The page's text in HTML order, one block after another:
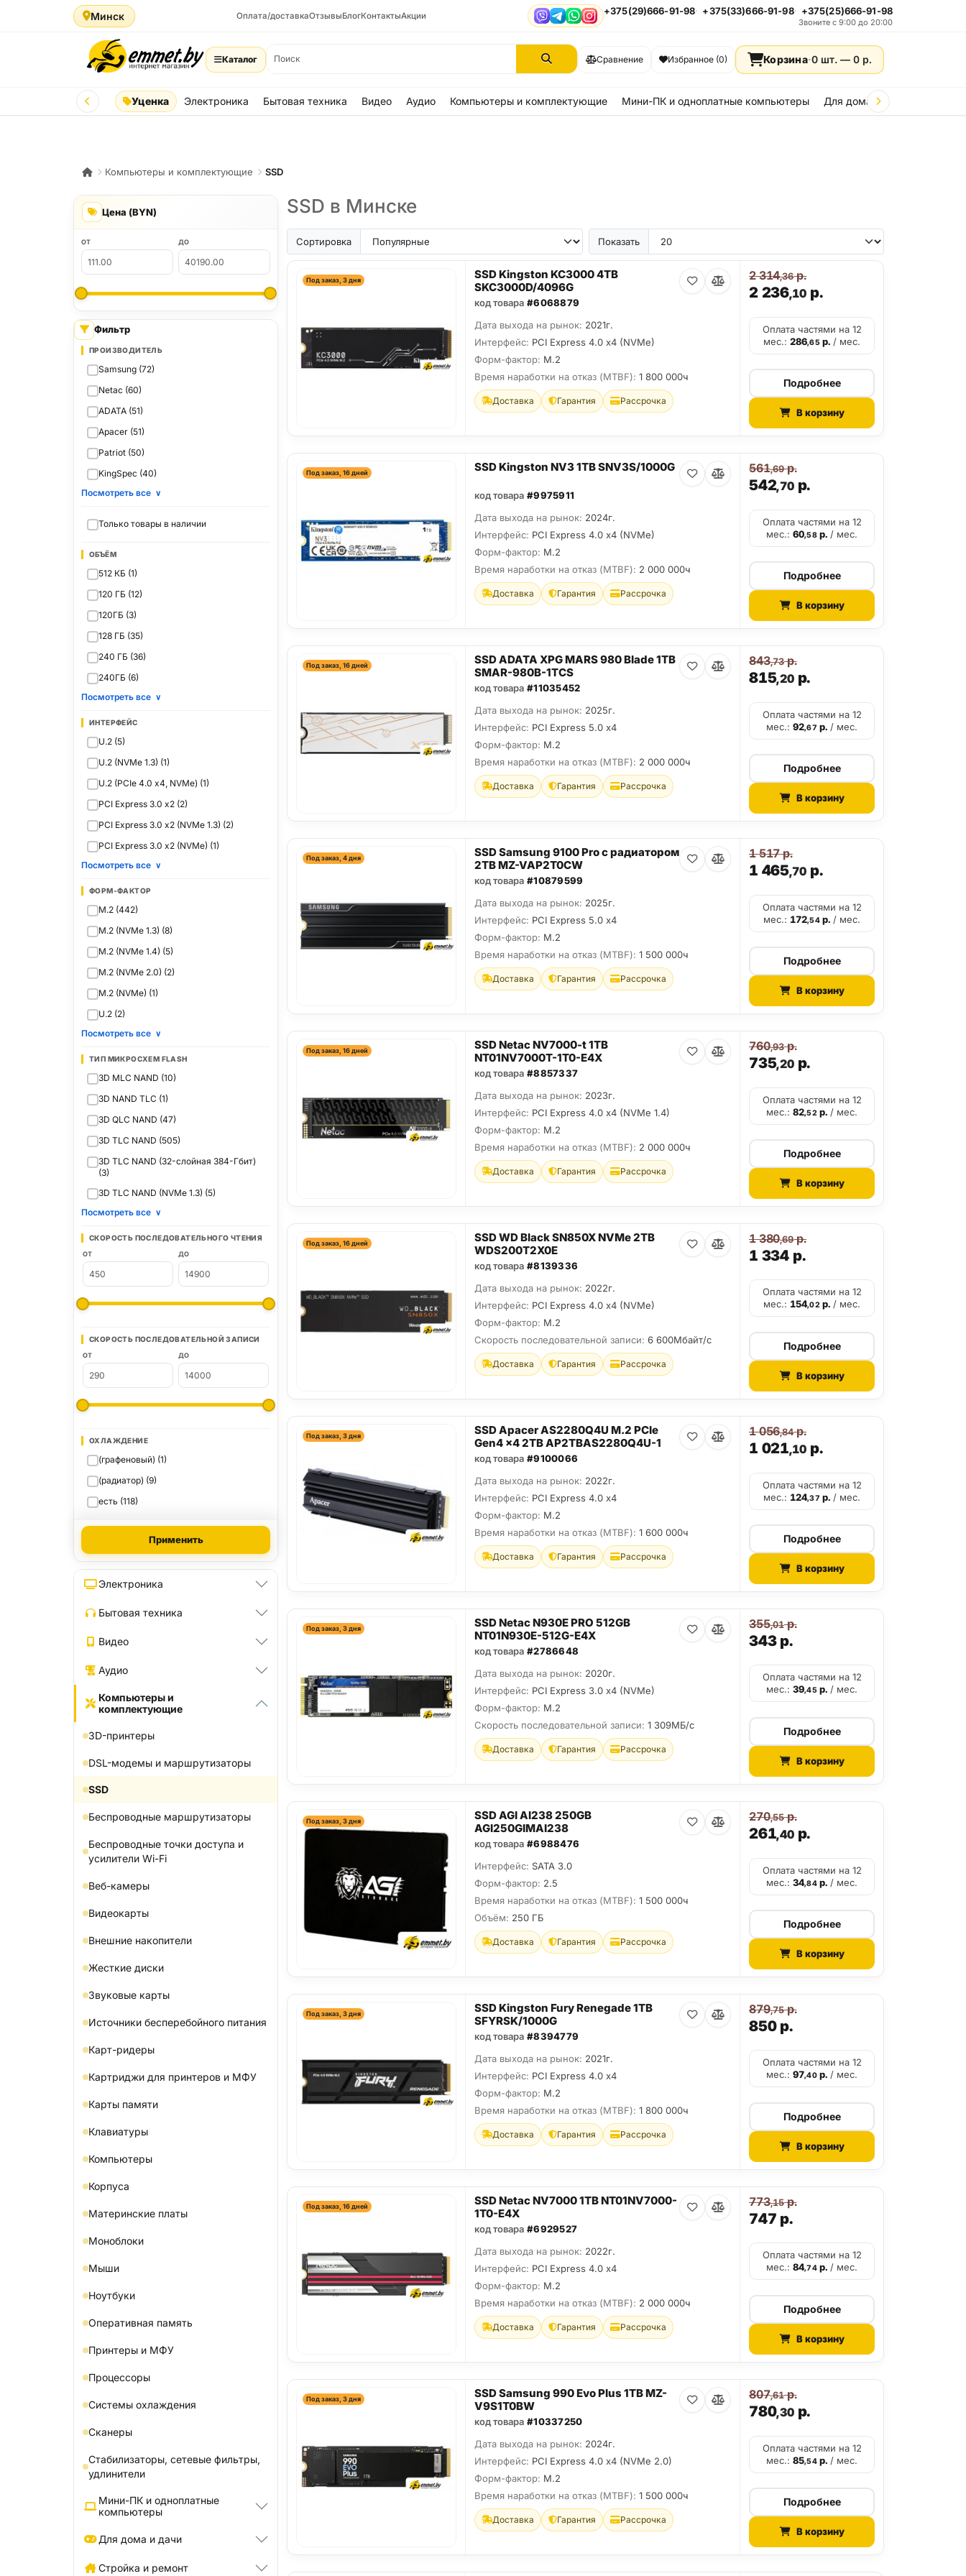
Минск Оплата/доставкаОтзывыБлогКонтактыАкции ViberTelegram
WhatsApp
Instagram
+375(29)666-91-98 +375(33)666-91-98 +375(25)666-91-98
Звоните с 9:00 до 20:00
Каталог Сравнение Избранное (0) Корзина·0 шт. — 0 р.
Уценка Электроника Бытовая техника Видео Аудио Компьютеры и комплектующие Мини-ПК и одноплатные компьютеры Для дома и дачи
Компьютеры и комплектующие SSD
Цена (BYN)
ОТ ДО
Фильтр
ПРОИЗВОДИТЕЛЬ
Samsung (72)
Netac (60)
ADATA (51)
Apacer (51)
Patriot (50)
KingSpec (40)
Посмотреть все ∨
Только товары в наличии
ОБЪЁМ
512 КБ (1)
120 ГБ (12)
120ГБ (3)
128 ГБ (35)
240 ГБ (36)
240ГБ (6)
Посмотреть все ∨
ИНТЕРФЕЙС
U.2 (5)
U.2 (NVMe 1.3) (1)
U.2 (PCIe 4.0 x4, NVMe) (1)
PCI Express 3.0 x2 (2)
PCI Express 3.0 x2 (NVMe 1.3) (2)
PCI Express 3.0 x2 (NVMe) (1)
Посмотреть все ∨
ФОРМ-ФАКТОР
M.2 (442)
M.2 (NVMe 1.3) (8)
M.2 (NVMe 1.4) (5)
M.2 (NVMe 2.0) (2)
M.2 (NVMe) (1)
U.2 (2)
Посмотреть все ∨
ТИП МИКРОСХЕМ FLASH
3D MLC NAND (10)
3D NAND TLC (1)
3D QLC NAND (47)
3D TLC NAND (505)
3D TLC NAND (32-слойная 384-Гбит)
(3)
3D TLC NAND (NVMe 1.3) (5)
Посмотреть все ∨
СКОРОСТЬ ПОСЛЕДОВАТЕЛЬНОГО ЧТЕНИЯ
ОТ ДО
СКОРОСТЬ ПОСЛЕДОВАТЕЛЬНОЙ ЗАПИСИ
ОТ ДО
ОХЛАЖДЕНИЕ
(графеновый) (1)
(радиатор) (9)
есть (118)
Применить
Электроника
Бытовая техника
Видео
Аудио
Компьютеры и
комплектующие
3D-принтеры
DSL-модемы и маршрутизаторы
SSD
Беспроводные маршрутизаторы
Беспроводные точки доступа и
усилители Wi-Fi
Веб-камеры
Видеокарты
Внешние накопители
Жесткие диски
Звуковые карты
Источники бесперебойного питания
Карт-ридеры
Картриджи для принтеров и МФУ
Карты памяти
Клавиатуры
Компьютеры
Корпуса
Материнские платы
Моноблоки
Мыши
Ноутбуки
Оперативная память
Принтеры и МФУ
Процессоры
Системы охлаждения
Сканеры
Стабилизаторы, сетевые фильтры,
удлинители
Мини-ПК и одноплатные
компьютеры
Для дома и дачи
Стройка и ремонт
SSD в Минске
Сортировка Показать
Под заказ, 3 дня
SSD Kingston KC3000 4TB
SKC3000D/4096G
код товара #6068879
Дата выхода на рынок: 2021г.
Интерфейс: PCI Express 4.0 x4 (NVMe)
Форм-фактор: M.2
Время наработки на отказ (МТBF): 1 800 000ч
Доставка Гарантия Рассрочка
2 236,10 р.
2 314,36р.
Оплата частями на 12
мес.:286,65р./ мес.
Подробнее
В корзину
Под заказ, 16 дней SSD Kingston NV3 1TB SNV3S/1000G
код товара #9975911
Дата выхода на рынок: 2024г.
Интерфейс: PCI Express 4.0 x4 (NVMe)
Форм-фактор: M.2
Время наработки на отказ (МТBF): 2 000 000ч
Доставка Гарантия Рассрочка
542,70р.
561,69р.
Оплата частями на 12
мес.:60,58р./ мес.
Подробнее
В корзину
Под заказ, 16 дней
SSD ADATA XPG MARS 980 Blade 1TB
SMAR-980B-1TCS
код товара #11035452
Дата выхода на рынок: 2025г.
Интерфейс: PCI Express 5.0 x4
Форм-фактор: M.2
Время наработки на отказ (МТBF): 2 000 000ч
Доставка Гарантия Рассрочка
815,20р.
843,73р.
Оплата частями на 12
мес.:92,67 р./ мес.
Подробнее
В корзину
Под заказ, 4 дня
SSD Samsung 9100 Pro с радиатором
2TB MZ-VAP2T0CW
код товара #10879599
Дата выхода на рынок: 2025г.
Интерфейс: PCI Express 5.0 x4
Форм-фактор: M.2
Время наработки на отказ (МТBF): 1 500 000ч
Доставка Гарантия Рассрочка
1 465,70 р.
1 517р.
Оплата частями на 12
мес.: 172,54р./ мес.
Подробнее
В корзину
Под заказ, 16 дней
SSD Netac NV7000-t 1TB
NT01NV7000T-1T0-E4X
код товара #8857337
Дата выхода на рынок: 2023г.
Интерфейс: PCI Express 4.0 x4 (NVMe 1.4)
Форм-фактор: M.2
Время наработки на отказ (МТBF): 2 000 000ч
Доставка Гарантия Рассрочка
735,20р.
760,93р.
Оплата частями на 12
мес.:82,52 р./ мес.
Подробнее
В корзину
Под заказ, 16 дней
SSD WD Black SN850X NVMe 2TB
WDS200T2X0E
код товара #8139336
Дата выхода на рынок: 2022г.
Интерфейс: PCI Express 4.0 x4 (NVMe)
Форм-фактор: M.2
Скорость последовательной записи: 6 600Мбайт/с
Доставка Гарантия Рассрочка
1 334 р.
1 380,69р.
Оплата частями на 12
мес.: 154,02р./ мес.
Подробнее
В корзину
Под заказ, 3 дня
SSD Apacer AS2280Q4U M.2 PCIe
Gen4 x4 2TB AP2TBAS2280Q4U-1
код товара #9100066
Дата выхода на рынок: 2022г.
Интерфейс: PCI Express 4.0 x4
Форм-фактор: M.2
Время наработки на отказ (МТBF): 1 600 000ч
Доставка Гарантия Рассрочка
1 021,10 р.
1 056,84р.
Оплата частями на 12
мес.: 124,37 р./ мес.
Подробнее
В корзину
Под заказ, 3 дня
SSD Netac N930E PRO 512GB
NT01N930E-512G-E4X
код товара #2786648
Дата выхода на рынок: 2020г.
Интерфейс: PCI Express 3.0 x4 (NVMe)
Форм-фактор: M.2
Скорость последовательной записи: 1 309МБ/с
Доставка Гарантия Рассрочка
343р.
355,01р.
Оплата частями на 12
мес.:39,45р./ мес.
Подробнее
В корзину
Под заказ, 3 дня
SSD AGI AI238 250GB
AGI250GIMAI238
код товара #6988476
Интерфейс: SATA 3.0
Форм-фактор: 2.5
Время наработки на отказ (МТBF): 1 500 000ч
Объём: 250 ГБ
Доставка Гарантия Рассрочка
261,40р.
270,55р.
Оплата частями на 12
мес.:34,84р./ мес.
Подробнее
В корзину
Под заказ, 3 дня
SSD Kingston Fury Renegade 1TB
SFYRSK/1000G
код товара #8394779
Дата выхода на рынок: 2021г.
Интерфейс: PCI Express 4.0 x4
Форм-фактор: M.2
Время наработки на отказ (МТBF): 1 800 000ч
Доставка Гарантия Рассрочка
850р.
879,75р.
Оплата частями на 12
мес.:97,40р./ мес.
Подробнее
В корзину
Под заказ, 16 дней
SSD Netac NV7000 1TB NT01NV7000-
1T0-E4X
код товара #6929527
Дата выхода на рынок: 2022г.
Интерфейс: PCI Express 4.0 x4
Форм-фактор: M.2
Время наработки на отказ (МТBF): 2 000 000ч
Доставка Гарантия Рассрочка
747 р.
773,15р.
Оплата частями на 12
мес.:84,74р./ мес.
Подробнее
В корзину
Под заказ, 3 дня
SSD Samsung 990 Evo Plus 1TB MZ-
V9S1T0BW
код товара #10337250
Дата выхода на рынок: 2024г.
Интерфейс: PCI Express 4.0 x4 (NVMe 2.0)
Форм-фактор: M.2
Время наработки на отказ (МТBF): 1 500 000ч
Доставка Гарантия Рассрочка
780,30р.
807,61р.
Оплата частями на 12
мес.:85,54р./ мес.
Подробнее
В корзину